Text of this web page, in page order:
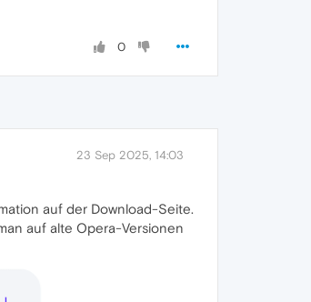
0
23 Sep 2025, 14:03
auf der Download-Seite.
auf alte Opera-Versionen